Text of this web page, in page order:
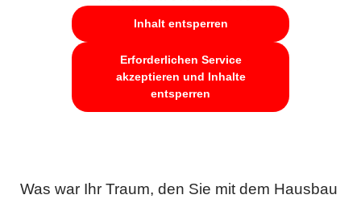
Inhalt entsperren
Erforderlichen Service
akzeptieren und Inhalte
entsperren
Was war Ihr Traum, den Sie mit dem Hausbau